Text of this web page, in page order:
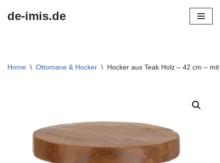
de-imis.de
Home \ Ottomane & Hocker \ Hocker aus Teak Holz – 42 cm –